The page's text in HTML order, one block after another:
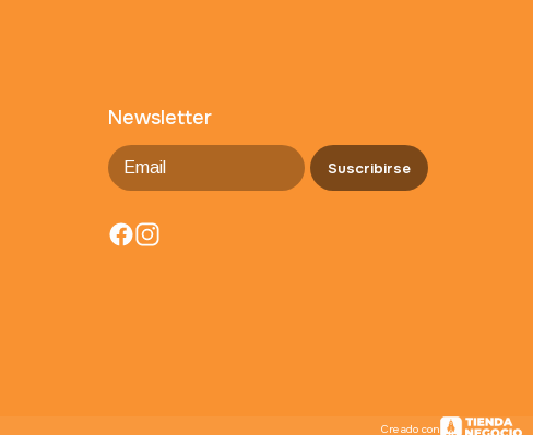
Newsletter
Suscribirse
Creado con